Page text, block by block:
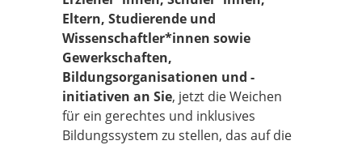
Eltern, Studierende und
Wissenschaftler*innen sowie
Gewerkschaften,
Bildungsorganisationen und -
initiativen an Sie, jetzt die Weichen
für ein gerechtes und inklusives
Bildungssystem zu stellen, das auf die